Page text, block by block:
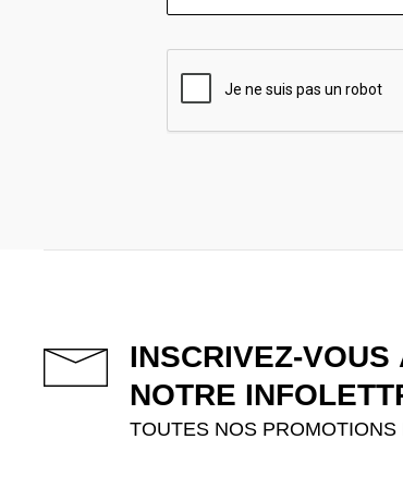
INSCRIVEZ-VOUS
NOTRE
TOUTES NOS